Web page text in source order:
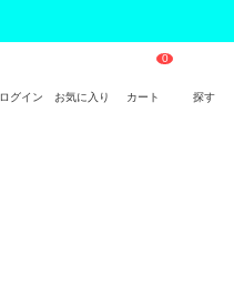
ログイン お気に入り カート 探す